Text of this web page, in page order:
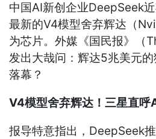
中国AI新创企业DeepSeek
最新的V4模型舍弃辉达（
为芯片。外媒《国民报》（
发出大哉问：辉达5兆美元
落幕？
V4模型舍弃辉达！三星直呼
报导特意指出，DeepSeek